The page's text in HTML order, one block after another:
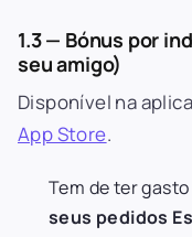
1.3 — Bónus por
seu amigo)
Disponível na
App Store.
Tem de ter gasto
seus pedidos